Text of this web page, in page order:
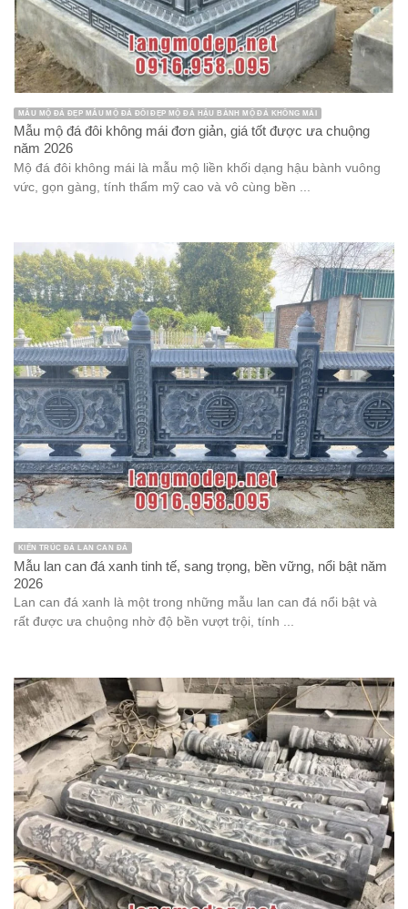
MẪU MỘ ĐÁ ĐẸP MẪU MỘ ĐÁ ĐÔI ĐẸP MỘ ĐÁ HẬU BÀNH MỘ ĐÁ KHÔNG MÁI
Mẫu mộ đá đôi không mái đơn giản, giá tốt được ưa chuộng
năm 2026
Mộ đá đôi không mái là mẫu mộ liền khối dạng hậu bành vuông
vức, gọn gàng, tính thẩm mỹ cao và vô cùng bền ...
KIẾN TRÚC ĐÁ LAN CAN ĐÁ
Mẫu lan can đá xanh tinh tế, sang trọng, bền vững, nổi bật năm
2026
Lan can đá xanh là một trong những mẫu lan can đá nổi bật và
rất được ưa chuộng nhờ độ bền vượt trội, tính ...